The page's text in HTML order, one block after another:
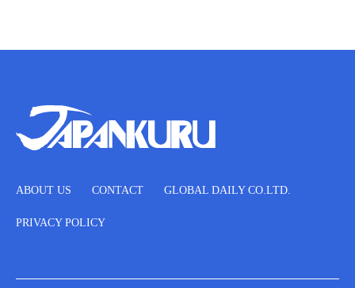
ABOUT US CONTACT GLOBAL DAILY CO.LTD.
PRIVACY POLICY